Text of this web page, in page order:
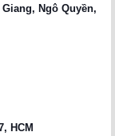
Ngô Quyền,
HCM